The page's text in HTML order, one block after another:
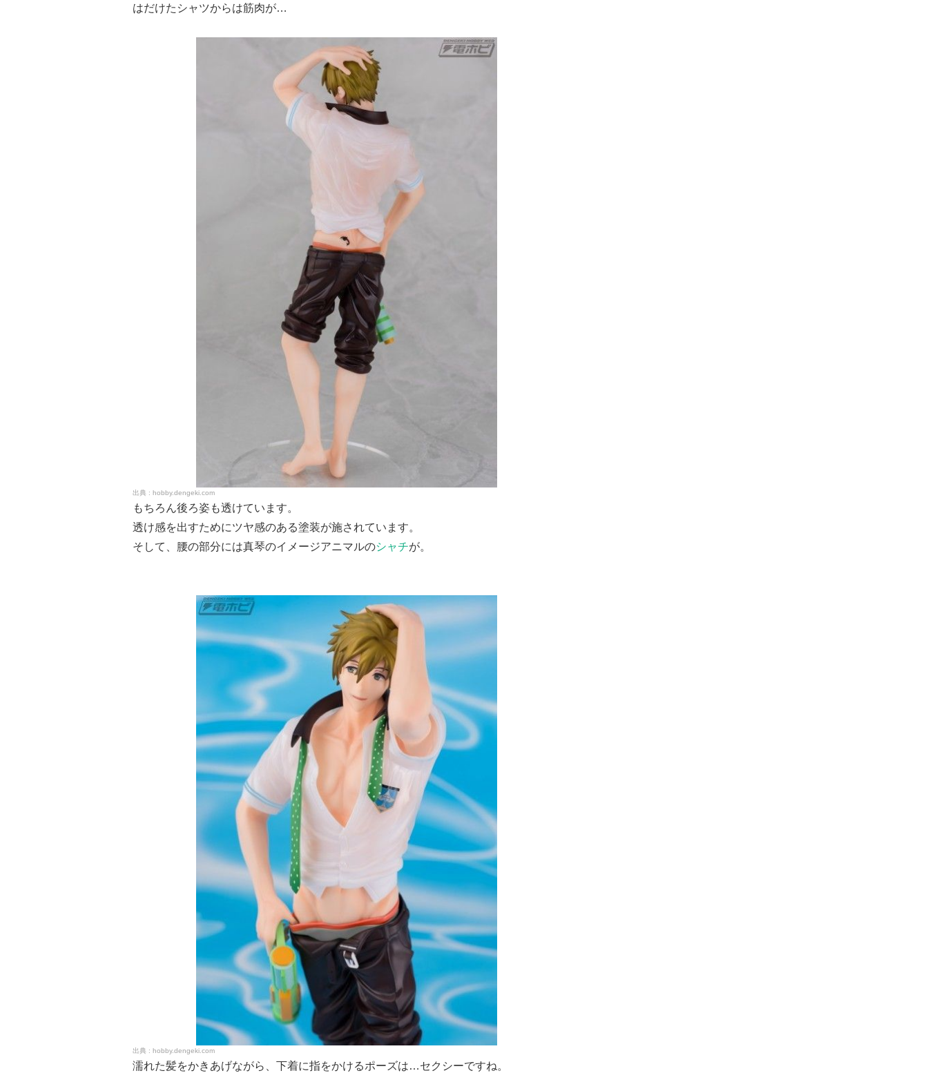
はだけたシャツからは筋肉が…
hobby.dengeki.com
もちろん後ろ姿も透けています。
透け感を出すためにツヤ感のある塗装が施されています。
そして、腰の部分には真琴のイメージアニマルのシャチが。
hobby.dengeki.com
濡れた髪をかきあげながら、下着に指をかけるポーズは…セクシーですね。